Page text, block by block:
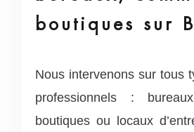
boutiques sur
Nous intervenons sur tous
professionnels :
boutiques ou locaux